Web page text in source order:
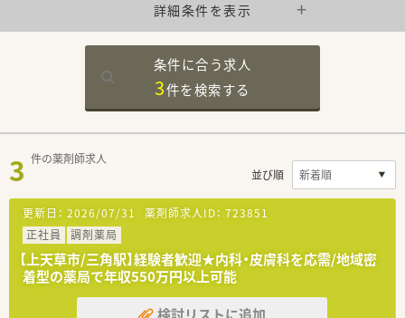
詳細条件を表示
条件に合う求人
3件を検索する
3 件の薬剤師求人
並び順
更新日： 2026/07/31 薬剤師求人ID： 723851
正社員
調剤薬局
【上天草市/三角駅】経験者歓迎★内科・皮膚科を応需/地域密
着型の薬局で年収550万円以上可能